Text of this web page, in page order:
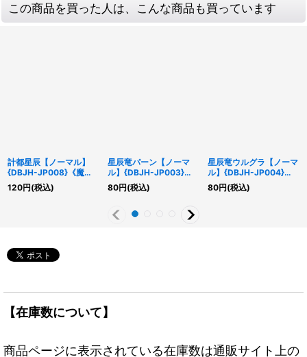
この商品を買った人は、こんな商品も買っています
計都星辰【ノーマル】
{DBJH-JP008}《魔
法》
120円(税込)
星辰竜パーン【ノーマ
ル】{DBJH-JP003}
《モンスター》
80円(税込)
星辰竜ウルグラ【ノーマ
ル】{DBJH-JP004}
《モンスター》
80円(税込)
【在庫数について】
商品ページに表示されている在庫数は通販サイト上の